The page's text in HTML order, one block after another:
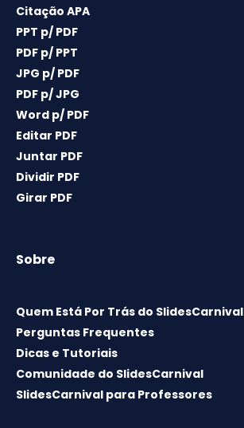
Citação APA
PPT p/ PDF
PDF p/ PPT
JPG p/ PDF
PDF p/ JPG
Word p/ PDF
Editar PDF
Juntar PDF
Dividir PDF
Girar PDF
Sobre
Quem Está Por Trás do SlidesCarnival
Perguntas Frequentes
Dicas e Tutoriais
Comunidade do SlidesCarnival
SlidesCarnival para Professores